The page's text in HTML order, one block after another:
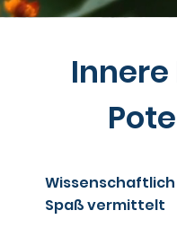
Spaß vermittelt